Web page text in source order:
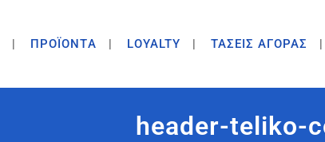
ΠΡΟΪΟΝΤA LOYALTY ΤΑΣΕΙΣ ΑΓΟΡΑΣ
header-teliko-